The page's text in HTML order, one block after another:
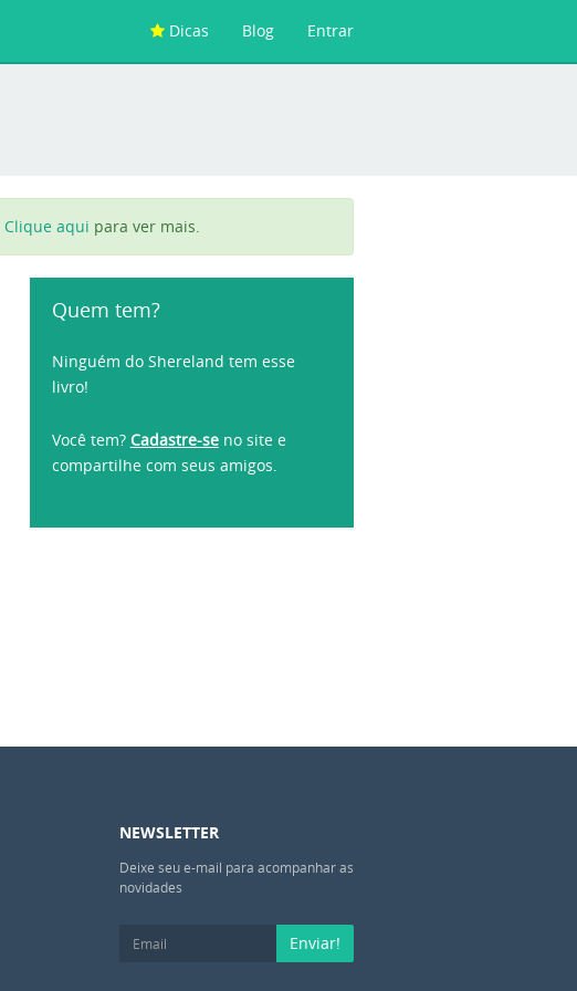
Dicas Blog Entrar
Clique aqui para ver mais.
Quem tem?
Ninguém do Shereland tem esse
livro!
Você tem? Cadastre-seno site e
compartilhe com seus amigos.
NEWSLETTER
Deixe seu e-mail para acompanhar as
novidades
Enviar!